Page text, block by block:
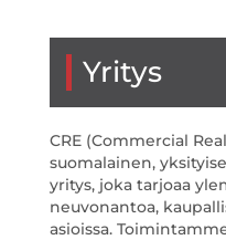
Yritys
CRE (Commercial
suomalainen,
yritys, joka tarjoaa
neuvonantoa,
asioissa.